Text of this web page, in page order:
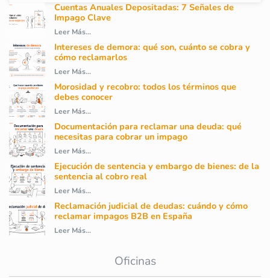
Cuentas Anuales Depositadas: 7 Señales de
Impago Clave
Leer Más...
Intereses de demora: qué son, cuánto se cobra y
cómo reclamarlos
Leer Más...
Morosidad y recobro: todos los términos que
debes conocer
Leer Más...
Documentación para reclamar una deuda: qué
necesitas para cobrar un impago
Leer Más...
Ejecución de sentencia y embargo de bienes: de la
sentencia al cobro real
Leer Más...
Reclamación judicial de deudas: cuándo y cómo
reclamar impagos B2B en España
Leer Más...
Oficinas